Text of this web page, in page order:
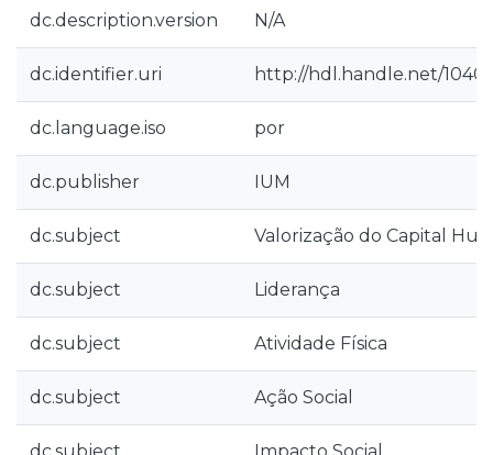
dc.description.version N/A
dc.identifier.uri http://hdl.handle.net/
dc.language.iso por
dc.publisher IUM
dc.subject Valorização do Capital
dc.subject Liderança
dc.subject Atividade Física
dc.subject Ação Social